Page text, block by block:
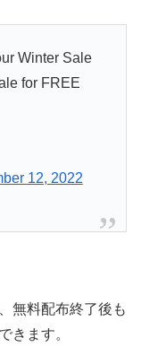
Winter Sale
for FREE
12, 2022
無料配布終了後も
きます。